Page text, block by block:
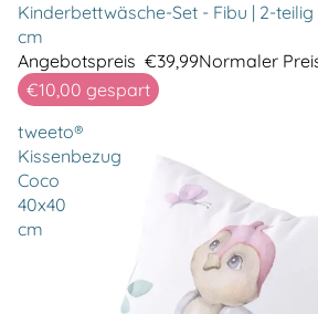
Kinderbettwäsche-Set - Fibu | 2-teilig
cm
Angebotspreis €39,99Normaler
€10,00 gespart
tweeto®
Kissenbezug
Coco
40x40
cm